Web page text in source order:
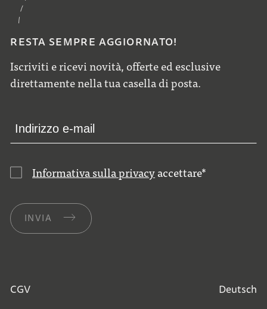
RESTA SEMPRE AGGIORNATO!
Iscriviti e ricevi novità, offerte ed esclusive
direttamente nella tua casella di posta.
Informativa sulla privacy accettare*
INVIA
CGV
Deutsch